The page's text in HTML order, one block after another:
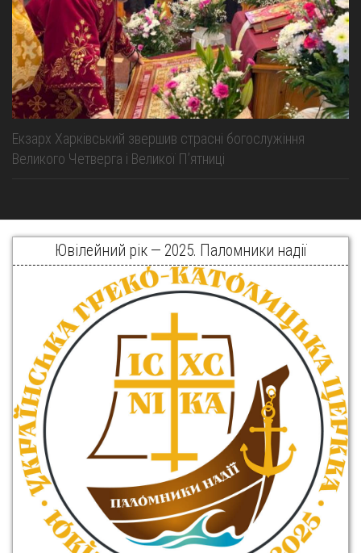
Екзарх Харківський звершив страсні богослужіння
Великого Четверга і Великої Пʼятниці
Ювілейний рік — 2025. Паломники надії